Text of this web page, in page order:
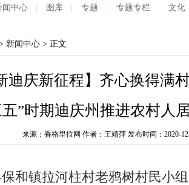
闻中心 图库 专题 专题专栏 文化
新闻中心 > 正文
迪庆新征程】齐心换得满
”时期迪庆州推进农村人
来源：香格里拉网 作者：王靖萍 发布时间：2020-
和镇拉河柱村老鸦树村民小